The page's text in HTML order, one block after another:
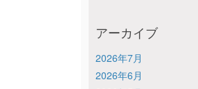
アーカイブ
2026年7月
2026年6月